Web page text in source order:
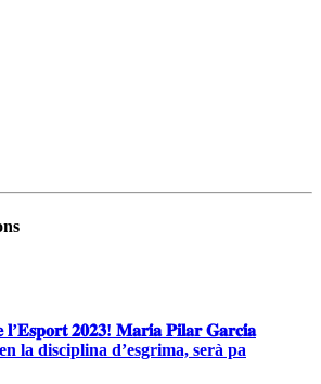
𝟐𝟎𝟐𝟑! 𝐌𝐚𝐫𝐢́𝐚 𝐏𝐢𝐥𝐚𝐫 𝐆𝐚𝐫𝐜𝐢́𝐚
la disciplina d’esgrima, serà pa